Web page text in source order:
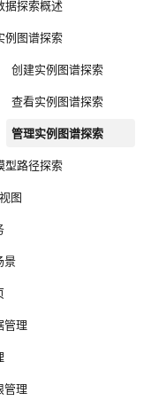
据探索概述
例图谱探索
创建实例图谱探索
查看实例图谱探索
管理实例图谱探索
型路径探索
图
景
管理
管理